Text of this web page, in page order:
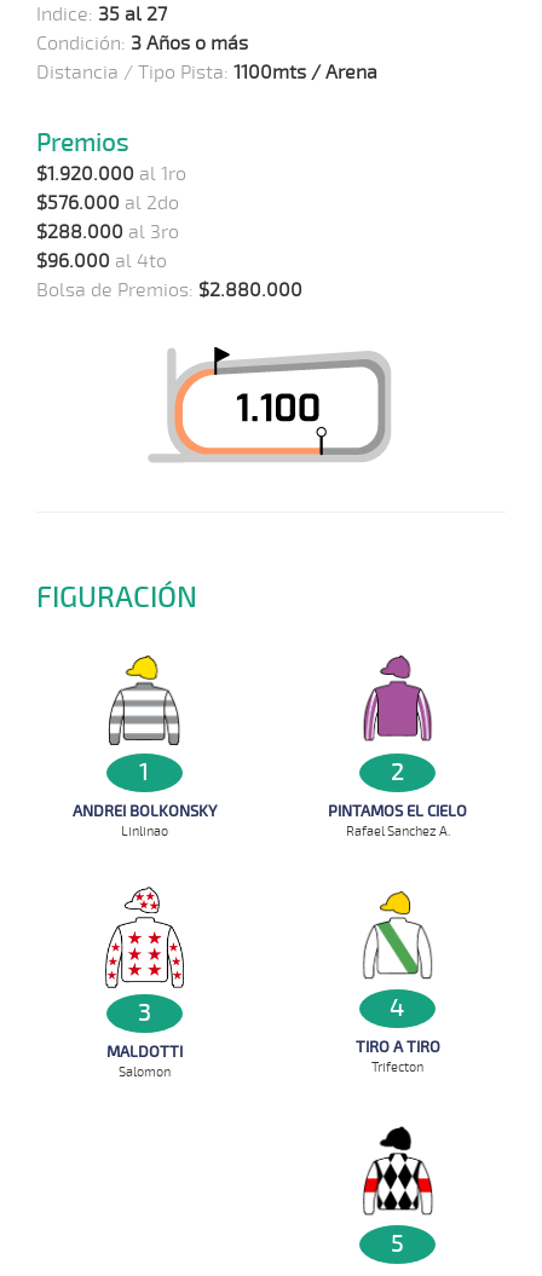
Indice: 35 al 27
Condición: 3 Años o más
Distancia / Tipo Pista: 1100mts / Arena
Premios
$1.920.000 al 1ro
$576.000 al 2do
$288.000 al 3ro
$96.000 al 4to
Bolsa de Premios: $2.880.000
FIGURACIÓN
1
ANDREI BOLKONSKY
Linlinao
2
PINTAMOS EL CIELO
Rafael Sanchez A.
3
MALDOTTI
Salomon
4
TIRO A TIRO
Trifecton
5